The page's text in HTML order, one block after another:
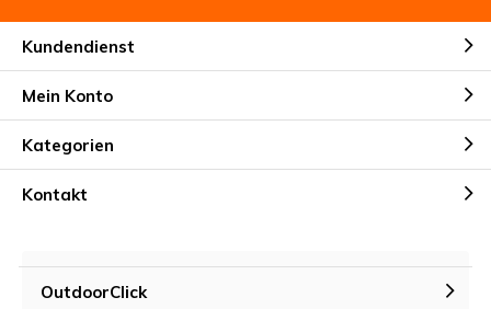
Kundendienst
Mein Konto
Kategorien
Kontakt
OutdoorClick